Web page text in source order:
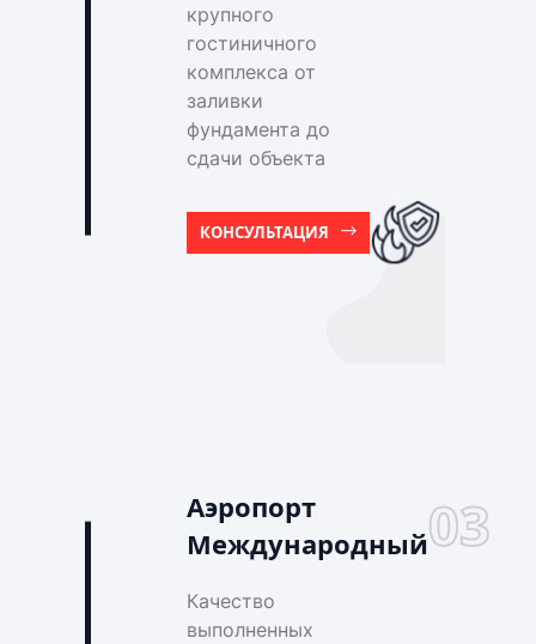
крупного
гостиничного
комплекса от
заливки
фундамента до
сдачи объекта
КОНСУЛЬТАЦИЯ
Аэропорт
Международный03
Качество
выполненных